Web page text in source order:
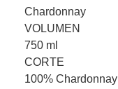
Chardonnay
VOLUMEN
750 ml
CORTE
100% Chardonnay